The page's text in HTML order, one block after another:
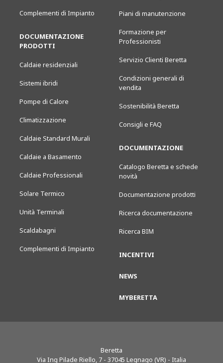
Complementi di Impianto
DOCUMENTAZIONE
PRODOTTI
Caldaie residenziali
Sistemi ibridi
Pompe di Calore
Climatizzazione
Caldaie Standard Murali
Caldaie a Basamento
Caldaie Professionali
Solare Termico
Unità Terminali
Scaldabagni
Complementi di Impianto
Piani di manutenzione
Formazione per
Professionisti
Servizio Clienti Beretta
Condizioni generali di
vendita
Sostenibilità Beretta
Consigli e FAQ
DOCUMENTAZIONE
Catalogo Beretta e schede
novità
Documentazione prodotti
Ricerca documentazione
Ricerca BIM
INCENTIVI
NEWS
MYBERETTA
Beretta
Via Ing Pilade Riello, 7 - 37045 Legnago (VR) - Italia